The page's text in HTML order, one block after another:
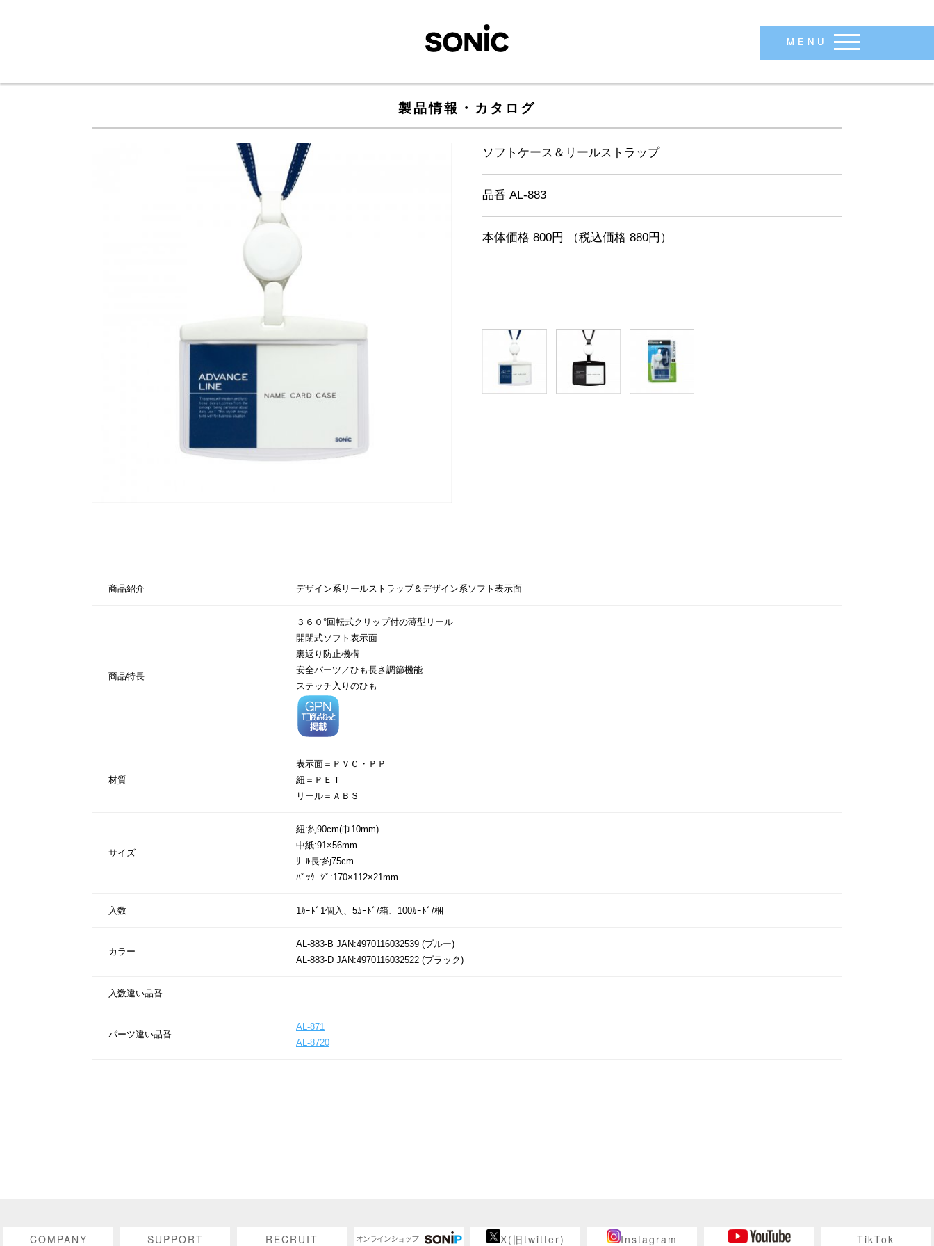
MENU
製品情報・カタログ
ソフトケース＆リールストラップ
品番 AL-883
本体価格 800円 （税込価格 880円）
商品紹介 デザイン系リールストラップ＆デザイン系ソフト表示面
商品特長
３６０°回転式クリップ付の薄型リール
開閉式ソフト表示面
裏返り防止機構
安全パーツ／ひも長さ調節機能
ステッチ入りのひも
材質
表示面＝ＰＶＣ・ＰＰ
紐＝ＰＥＴ
リール＝ＡＢＳ
サイズ
紐:約90cm(巾10mm)
中紙:91×56mm
ﾘｰﾙ長:約75cm
ﾊﾟｯｹｰｼﾞ:170×112×21mm
入数 1ｶｰﾄﾞ1個入、5ｶｰﾄﾞ/箱、100ｶｰﾄﾞ/梱
カラー
AL-883-B JAN:4970116032539 (ブルー)
AL-883-D JAN:4970116032522 (ブラック)
入数違い品番
パーツ違い品番
AL-871
AL-8720
COMPANY SUPPORT RECRUIT X(旧twitter) Instagram TikTok